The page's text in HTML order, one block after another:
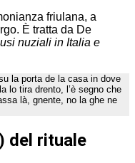
friulana, a
È tratta da De
nuziali in Italia e
la porta de la casa in dove
lo tira drento, l’è segno che
là, gnente, no la ghe ne
del rituale